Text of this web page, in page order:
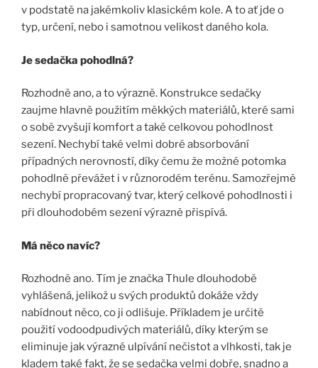
v podstatě na jakémkoliv klasickém kole. A to ať jde o
typ, určení, nebo i samotnou velikost daného kola.
Je sedačka pohodlná?
Rozhodně ano, a to výrazně. Konstrukce sedačky
zaujme hlavně použitím měkkých materiálů, které sami
o sobě zvyšují komfort a také celkovou pohodlnost
sezení. Nechybí také velmi dobré absorbování
případných nerovností, díky čemu že možné potomka
pohodlně převážet i v různorodém terénu. Samozřejmě
nechybí propracovaný tvar, který celkové pohodlnosti i
při dlouhodobém sezení výrazně přispívá.
Má něco navíc?
Rozhodně ano. Tím je značka Thule dlouhodobě
vyhlášená, jelikož u svých produktů dokáže vždy
nabídnout něco, co ji odlišuje. Příkladem je určitě
použití vodoodpudivých materiálů, díky kterým se
eliminuje jak výrazné ulpívání nečistot a vlhkosti, tak je
kladem také fakt, že se sedačka velmi dobře, snadno a